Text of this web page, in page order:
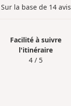
Sur la base de 14 avis
Facilité à suivre
l'itinéraire
4 / 5